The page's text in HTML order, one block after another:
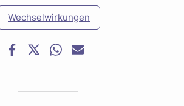
Wechselwirkungen
T
w
W